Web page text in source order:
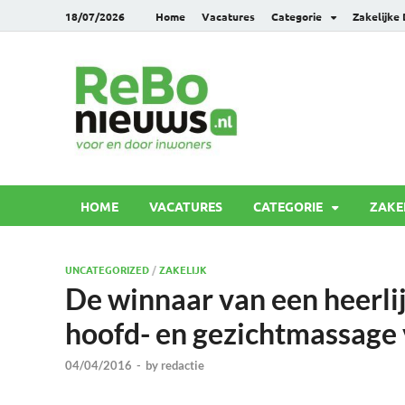
18/07/2026 Home Vacatures Categorie Zakelijke
HOME VACATURES CATEGORIE
UNCATEGORIZED /ZAKELIJK
De winnaar van een
hoofd- en
04/04/2016 - by redactie